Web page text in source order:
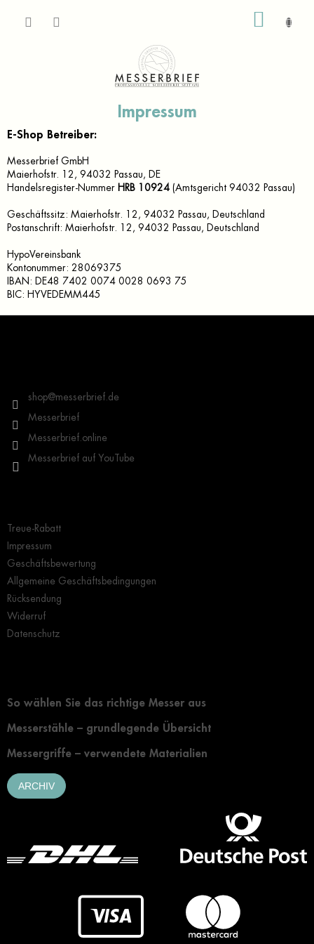
Impressum
E-Shop Betreiber:
Messerbrief GmbH
Maierhofstr. 12, 94032 Passau, DE
Handelsregister-Nummer HRB 10924 (Amtsgericht 94032 Passau)
Geschäftssitz: Maierhofstr. 12, 94032 Passau, Deutschland
Postanschrift: Maierhofstr. 12, 94032 Passau, Deutschland
HypoVereinsbank
Kontonummer: 28069375
IBAN: DE48 7402 0074 0028 0693 75
BIC: HYVEDEMM445
shop@messerbrief.de
Messerbrief
Messerbrief.online
Messerbrief auf YouTube
Treue-Rabatt
Impressum
Geschäftsbewertung
Allgemeine Geschäftsbedingungen
Rücksendung
Widerruf
Datenschutz
So wählen Sie das richtige Messer aus
Messerstähle – grundlegende Übersicht
Messergriffe – verwendete Materialien
ARCHIV